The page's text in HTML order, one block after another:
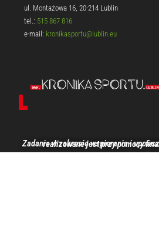
ul. Montażowa 16, 20-214 Lublin
tel.: 515 867 816
e-mail: kronikasportu@lublin.eu
Zadanie w zakresie wspierania i upowszechniania kultury fizycznej